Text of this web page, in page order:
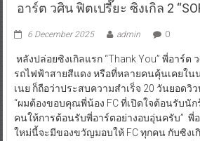
อาร์ต วศิน ฟิตเปรี๊ยะ ซิงเกิล 2
6 December 2025 admin 0
หลังปล่อยซิงเกิลแรก “Thank You” พี่อาร์
รถไฟฟ้าสายสีแดง หรือที่หลายคนคุ้นเคยใ
เนย ก็ถือว่าประสบความสำเร็จ 20 วันยอดวิ
“ผมต้องขอบคุณพี่น้อง FC ที่เปิดใจต้อนรับนัก
คนให้การต้อนรับพี่อาร์ตอย่างอบอุ่นครับ” พี่
ใหม่นี้จะมีของขวัญมอบให้ FC ทุกคน กับซิงเ